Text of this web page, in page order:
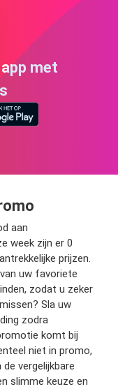
met
aan
week zijn er 0
prijzen.
uw favoriete
zodat u zeker
Sla uw
zodra
komt bij
niet in promo,
vergelijkbare
slimme keuze en